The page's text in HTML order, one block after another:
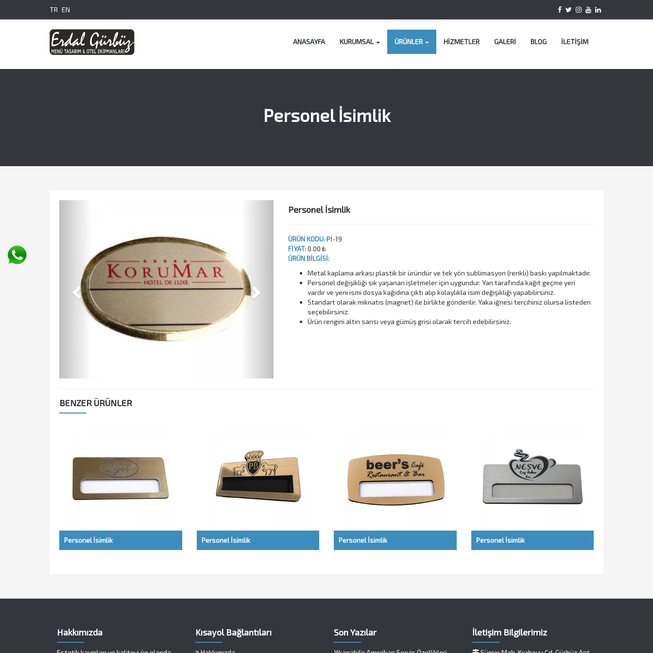
TR EN
ANASAYFA KURUMSAL ÜRÜNLER HİZMETLER GALERİ BLOG İLETİŞİM
Personel İsimlik
Personel İsimlik
ÜRÜN KODU:Pİ-19
FİYAT:0.00 ₺
ÜRÜN BİLGİSİ:
Metal kaplama arkası plastik bir üründür ve tek yön sublimasyon (renkli) baskı yapılmaktadır.
Personel değişikliği sık yaşanan işletmeler için uygundur. Yan tarafında kağıt geçme yeri
vardır ve yeni ismi dosya kağıdına çıktı alıp kolaylıkla isim değişikliği yapabilirsiniz.
Standart olarak mıknatıs (magnet) ile birlikte gönderilir. Yaka iğnesi tercihiniz olursa listeden
seçebilirsiniz.
Ürün rengini altın sarısı veya gümüş grisi olarak tercih edebilirsiniz.
BENZER ÜRÜNLER
Personel İsimlik Personel İsimlik Personel İsimlik Personel İsimlik
Hakkımızda Kısayol Bağlantıları Son Yazılar İletişim Bilgilerimiz